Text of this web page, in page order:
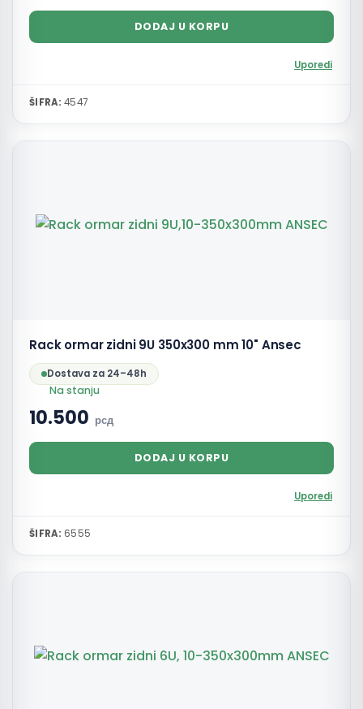
DODAJ U KORPU
Uporedi
ŠIFRA: 4547
Rack ormar zidni 9U 350x300 mm 10" Ansec
Dostava za 24–48h
Na stanju
10.500 рсд
DODAJ U KORPU
Uporedi
ŠIFRA: 6555